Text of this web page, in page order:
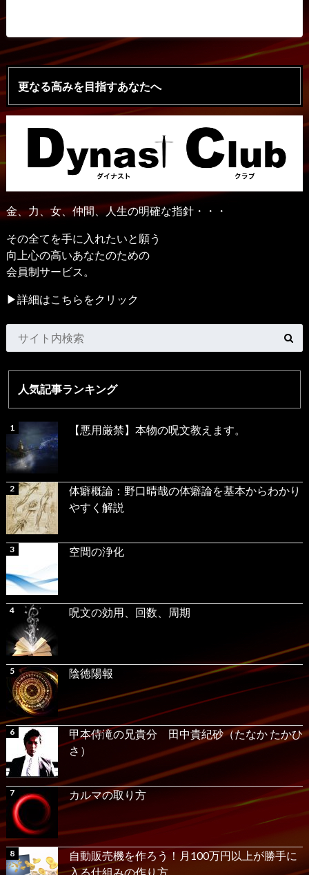
更なる高みを目指すあなたへ
金、力、女、仲間、人生の明確な指針・・・
その全てを手に入れたいと願う
向上心の高いあなたのための
会員制サービス。
▶詳細はこちらをクリック
人気記事ランキング
【悪用厳禁】本物の呪文教えます。
体癖概論：野口晴哉の体癖論を基本からわかり
やすく解説
空間の浄化
呪文の効用、回数、周期
陰徳陽報
甲本侍滝の兄貴分 田中貴紀砂（たなか たかひ
さ）
カルマの取り方
自動販売機を作ろう！月100万円以上が勝手に
入る仕組みの作り方